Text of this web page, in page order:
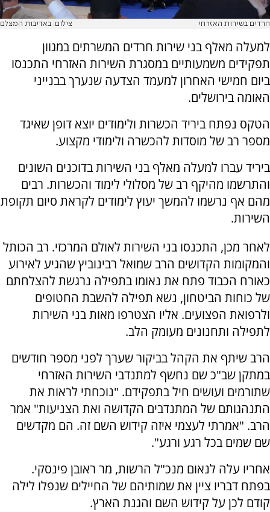
חרדים בשירות האזרחי צילום: באדיבות המצלם
למעלה מאלף בני שירות חרדים המשרתים במגוון
תפקידים משמעותיים במסגרת השירות האזרחי התכנסו
ביום חמישי האחרון למעמד הצדעה שנערך בבנייני
האומה בירושלים.
הטקס נפתח ביריד הכשרות ולימודים יוצא דופן שאיגד
מספר רב של מוסדות להכשרה ולימודי מקצוע.
ביריד עברו למעלה מאלף בני השירות בדוכנים השונים
והתרשמו מהיקף רב של מסלולי לימוד והכשרות. רבים
מהם אף נרשמו להמשך יעוץ לימודים לקראת סיום תקופת
השירות.
לאחר מכן, התכנסו בני השירות לאולם המרכזי. רב הכותל
והמקומות הקדושים הרב שמואל רבינוביץ שהגיע לאירוע
כאורח הכבוד פתח את נאומו בתפילה נרגשת להצלחתם
של כוחות הביטחון, נשא תפילה להשבת החטופים
ולרפואת הפצועים. אליו הצטרפו מאות בני השירות
לתפילה ותחנונים מעומק הלב.
הרב שיתף את הקהל בביקור שערך לפני מספר חודשים
במתקן שב"כ שם נחשף למתנדבי השירות האזרחי
שתורמים ועושים חיל בתפקידם. "נוכחתי לראות את
התנהגותם של המתנדבים הקדושה ואת הצניעות" אמר
הרב. "אמרתי לעצמי איזה קידוש השם זה. הם מקדשים
שם שמים בכל רגע ורגע".
אחריו עלה לנאום מנכ"ל הרשות, מר ראובן פינסקי.
בפתח דבריו ציין את שמותיהם של החיילים שנפלו לילה
קודם לכן על קידוש השם והגנת הארץ.